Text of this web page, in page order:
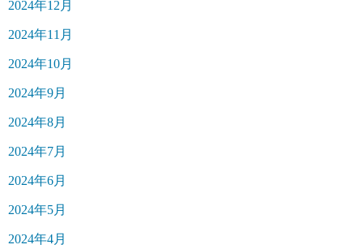
2024年12月
2024年11月
2024年10月
2024年9月
2024年8月
2024年7月
2024年6月
2024年5月
2024年4月